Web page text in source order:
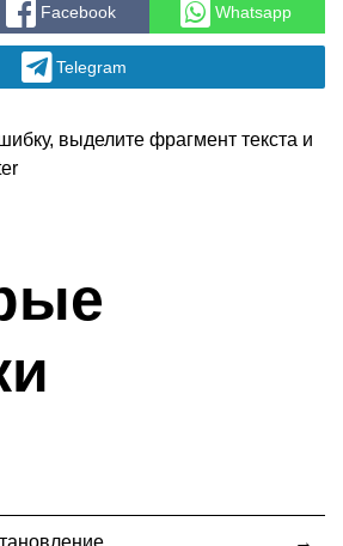
Facebook Whatsapp
Telegram
выделите фрагмент текста и